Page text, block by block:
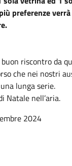
preferenze
riscontro da
che nei nostri
lunga serie.
Natale nell’aria.
2024